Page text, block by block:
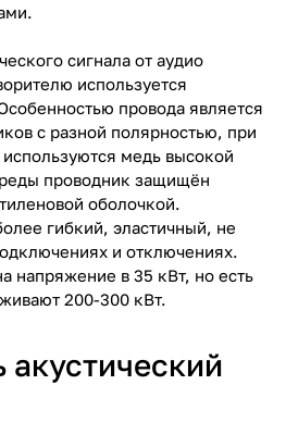
сигнала от аудио
используется
провода является
с разной полярностью, при
медь высокой
проводник защищён
оболочкой.
гибкий, эластичный, не
и отключениях.
напряжение в 35 кВт, но есть
200-300 кВт.
акустический